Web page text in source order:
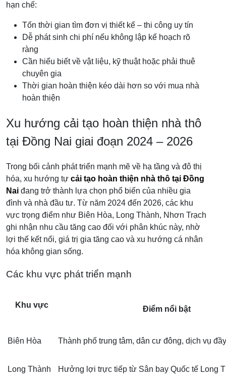
hạn chế:
Tốn thời gian tìm đơn vị thiết kế – thi công uy tín
Dễ phát sinh chi phí nếu không lập kế hoạch rõ
ràng
Cần hiểu biết về vật liệu, kỹ thuật hoặc phải thuê
chuyên gia
Thời gian hoàn thiện kéo dài hơn so với mua nhà
hoàn thiện
Xu hướng cải tạo hoàn thiện nhà thô
tại Đồng Nai giai đoạn 2024 – 2026
Trong bối cảnh phát triển mạnh mẽ về hạ tầng và đô thị
hóa, xu hướng tự cải tạo hoàn thiện nhà thô tại Đồng
Nai đang trở thành lựa chọn phổ biến của nhiều gia
đình và nhà đầu tư. Từ năm 2024 đến 2026, các khu
vực trọng điểm như Biên Hòa, Long Thành, Nhơn Trạch
ghi nhận nhu cầu tăng cao đối với phân khúc này, nhờ
lợi thế kết nối, giá trị gia tăng cao và xu hướng cá nhân
hóa không gian sống.
Các khu vực phát triển mạnh
Khu vực Điểm nổi bật
Biên Hòa Thành phố trung tâm, dân cư đông, dịch vụ
Long Thành Hưởng lợi trực tiếp từ Sân bay Quốc tế Long